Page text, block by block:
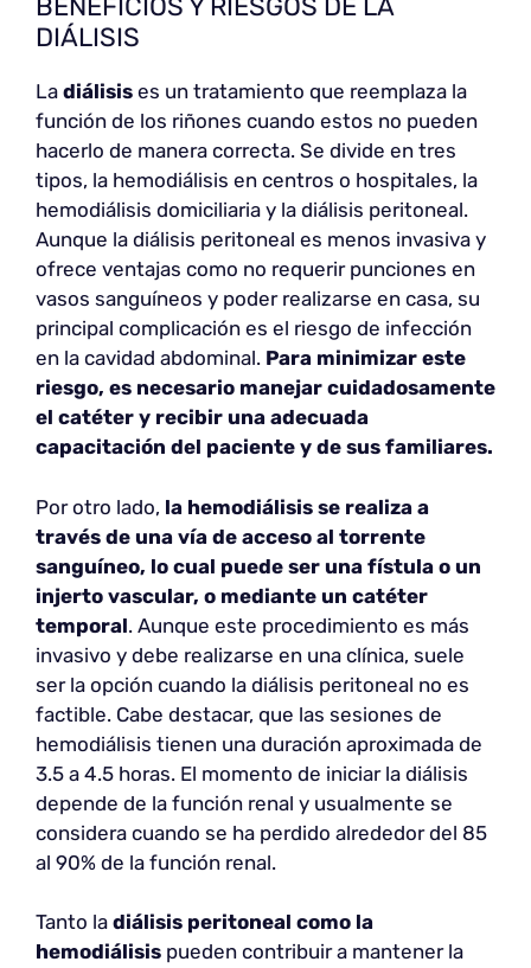
BENEFICIOS Y RIESGOS DE LA
DIÁLISIS
La diálisis es un tratamiento que reemplaza la
función de los riñones cuando estos no pueden
hacerlo de manera correcta. Se divide en tres
tipos, la hemodiálisis en centros o hospitales, la
hemodiálisis domiciliaria y la diálisis peritoneal.
Aunque la diálisis peritoneal es menos invasiva y
ofrece ventajas como no requerir punciones en
vasos sanguíneos y poder realizarse en casa, su
principal complicación es el riesgo de infección
en la cavidad abdominal. Para minimizar este
riesgo, es necesario manejar cuidadosamente
el catéter y recibir una adecuada
capacitación del paciente y de sus familiares.
Por otro lado, la hemodiálisis se realiza a
través de una vía de acceso al torrente
sanguíneo, lo cual puede ser una fístula o un
injerto vascular, o mediante un catéter
temporal. Aunque este procedimiento es más
invasivo y debe realizarse en una clínica, suele
ser la opción cuando la diálisis peritoneal no es
factible. Cabe destacar, que las sesiones de
hemodiálisis tienen una duración aproximada de
3.5 a 4.5 horas. El momento de iniciar la diálisis
depende de la función renal y usualmente se
considera cuando se ha perdido alrededor del 85
al 90% de la función renal.
Tanto la diálisis peritoneal como la
hemodiálisis pueden contribuir a mantener la